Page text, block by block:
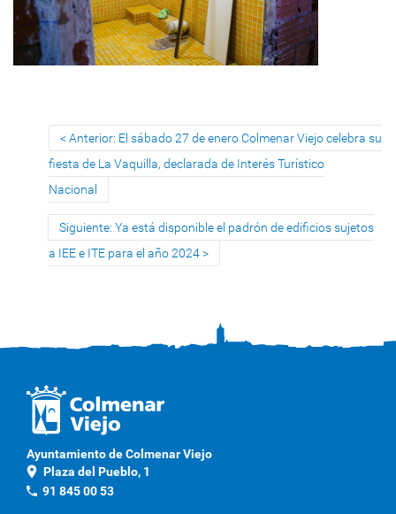
Anterior: El sábado 27 de enero Colmenar Viejo celebra su
fiesta de La Vaquilla, declarada de Interés Turístico
Nacional
Siguiente: Ya está disponible el padrón de edificios sujetos
a IEE e ITE para el año 2024
Ayuntamiento de Colmenar Viejo
location_on Plaza del Pueblo, 1
phone 91 845 00 53